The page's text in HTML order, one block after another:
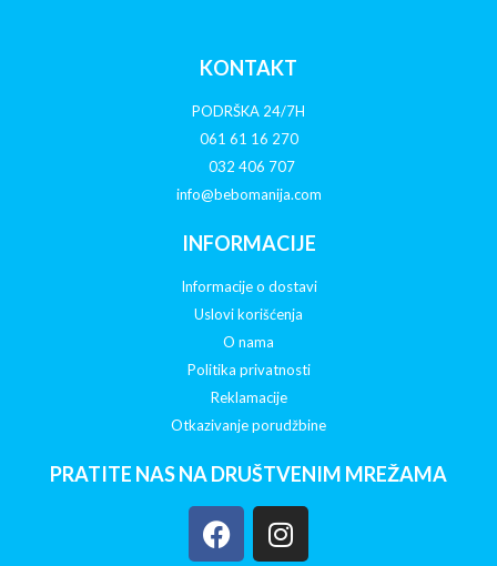
KONTAKT
PODRŠKA 24/7H
061 61 16 270
032 406 707
info@bebomanija.com
INFORMACIJE
Informacije o dostavi
Uslovi korišćenja
O nama
Politika privatnosti
Reklamacije
Otkazivanje porudžbine
PRATITE NAS NA DRUŠTVENIM MREŽAMA